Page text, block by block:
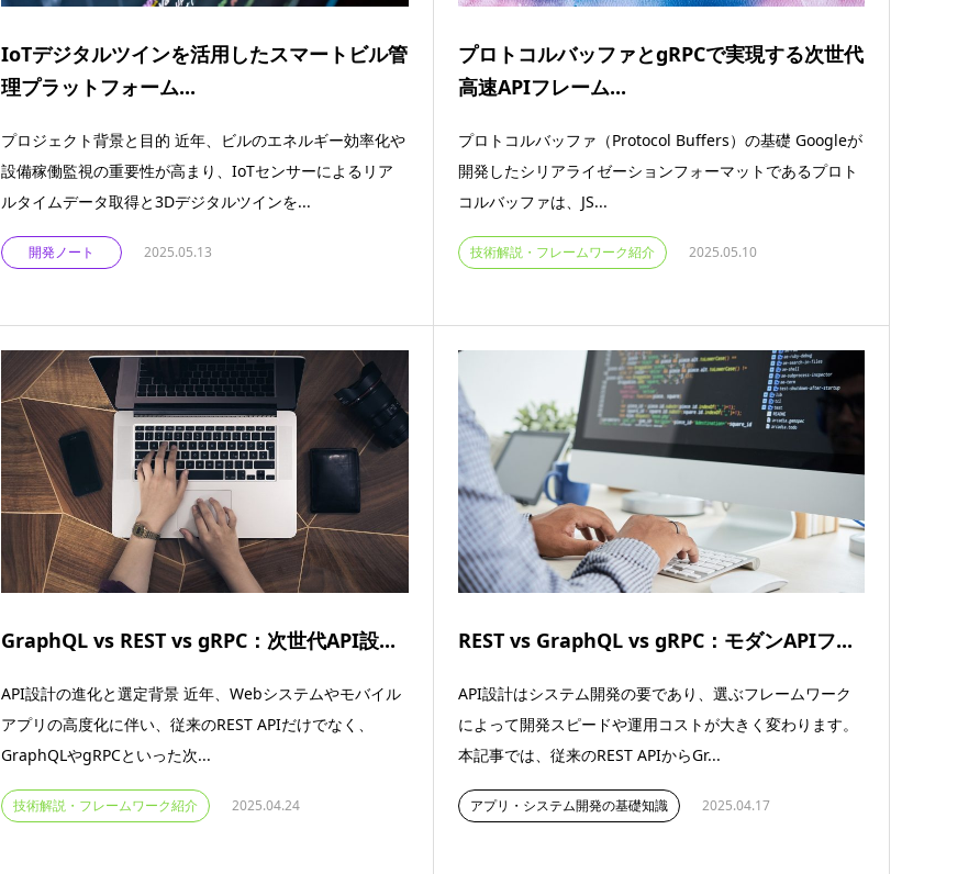
IoTデジタルツインを活用したスマートビル管
理プラットフォーム...
プロジェクト背景と目的 近年、ビルのエネルギー効率化や
設備稼働監視の重要性が高まり、IoTセンサーによるリア
ルタイムデータ取得と3Dデジタルツインを...
開発ノート 2025.05.13
プロトコルバッファとgRPCで実現する次世代
高速APIフレーム...
プロトコルバッファ（Protocol Buffers）の基礎 Googleが
開発したシリアライゼーションフォーマットであるプロト
コルバッファは、JS...
技術解説・フレームワーク紹介 2025.05.10
GraphQL vs REST vs gRPC：次世代API設...
API設計の進化と選定背景 近年、Webシステムやモバイル
アプリの高度化に伴い、従来のREST APIだけでなく、
GraphQLやgRPCといった次...
技術解説・フレームワーク紹介 2025.04.24
REST vs GraphQL vs gRPC：モダンAPIフ...
API設計はシステム開発の要であり、選ぶフレームワーク
によって開発スピードや運用コストが大きく変わります。
本記事では、従来のREST APIからGr...
アプリ・システム開発の基礎知識 2025.04.17